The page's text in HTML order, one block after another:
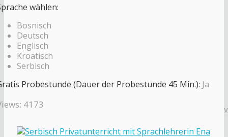
wählen:
Bosnisch
Deutsch
Englisch
Kroatisch
Serbisch
Probestunde (Dauer der Probestunde 45 Min.): Ja
4173